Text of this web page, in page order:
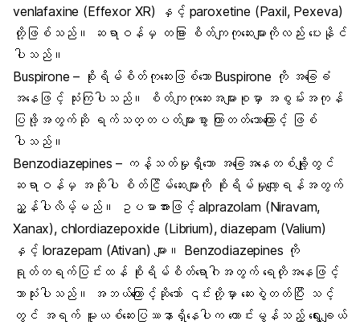
venlafaxine (Effexor XR) နှင့် paroxetine (Paxil, Pexeva)
တို့ဖြစ်သည်။ ဆရာဝန်မှ တခြား စိတ်ကျကုဆေးများကိုလည်း ပေးနိုင်
ပါသည်။
Buspirone – စိုးရိမ်စိတ်ကုဆေးဖြစ်သော Buspirone ကို အခြေခံ
အနေဖြင့် သုံးကြပါသည်။ စိတ်ကျကုဆေးအများစုမှာ အစွမ်းအကုန်
ပြဖို့အတွက်ဆို ရက်သတ္တပတ်များစွာ ကြာတတ်သောကြောင့် ဖြစ်
ပါသည်။
Benzodiazepines – ကန့်သတ်မှုရှိသော အခြေအနေတစ်ချို့တွင်
ဆရာဝန်မှ အဆိုပါ စိတ်ငြိမ်ဆေးများကို စိုးရိမ်မှုလျော့ရန်အတွက်
ညွှန်ပါလိမ့်မည်။ ဥပမာအားဖြင့် alprazolam (Niravam,
Xanax), chlordiazepoxide (Librium), diazepam (Valium)
နှင့် lorazepam (Ativan) များ။ Benzodiazepines ကို
ရုတ်တရက်ပြင်းထန် စိုးရိမ်စိတ်ရောဂါအတွက် ရေတိုအနေဖြင့်
သာသုံးပါသည်။ အဘယ်ကြောင့်ဆိုသော် ၎င်းတို့မှာ ဆေးစွဲတတ်ပြီး သင့်
တွင် အရက် မူးယစ်ဆေးပြဿနာရှိနေပါက ကောင်းမွန်သည့် ရွေးချယ်